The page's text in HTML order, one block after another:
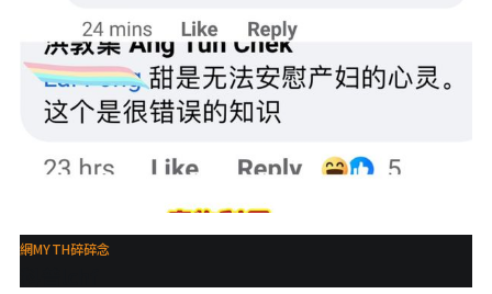
網MYTH碎碎念